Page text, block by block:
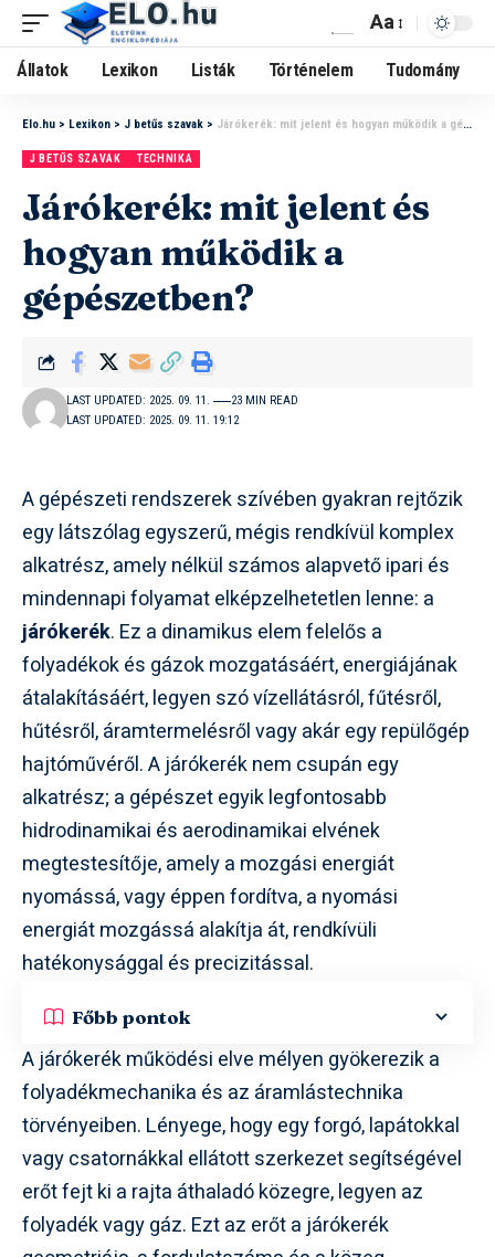
Aa
Állatok Lexikon Listák Történelem Tudomány
Elo.hu > Lexikon > J betűs szavak > Járókerék: mit jelent és hogyan működik a gépészetben?
J BETŰS SZAVAK TECHNIKA
Járókerék: mit jelent és
hogyan működik a
gépészetben?
LAST UPDATED: 2025. 09. 11. 19:12
LAST UPDATED: 2025. 09. 11. 23 MIN READ
A gépészeti rendszerek szívében gyakran rejtőzik
egy látszólag egyszerű, mégis rendkívül komplex
alkatrész, amely nélkül számos alapvető ipari és
mindennapi folyamat elképzelhetetlen lenne: a
járókerék. Ez a dinamikus elem felelős a
folyadékok és gázok mozgatásáért, energiájának
átalakításáért, legyen szó vízellátásról, fűtésről,
hűtésről, áramtermelésről vagy akár egy repülőgép
hajtóművéről. A járókerék nem csupán egy
alkatrész; a gépészet egyik legfontosabb
hidrodinamikai és aerodinamikai elvének
megtestesítője, amely a mozgási energiát
nyomássá, vagy éppen fordítva, a nyomási
energiát mozgássá alakítja át, rendkívüli
hatékonysággal és precizitással.
Főbb pontok
A járókerék működési elve mélyen gyökerezik a
folyadékmechanika és az áramlástechnika
törvényeiben. Lényege, hogy egy forgó, lapátokkal
vagy csatornákkal ellátott szerkezet segítségével
erőt fejt ki a rajta áthaladó közegre, legyen az
folyadék vagy gáz. Ezt az erőt a járókerék